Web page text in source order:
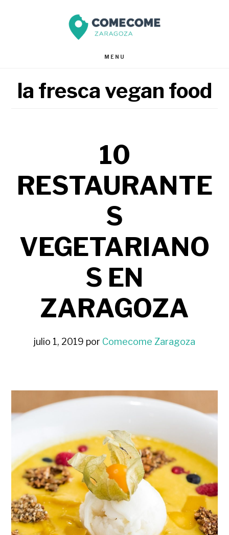
página
MENU
la fresca vegan food
10
RESTAURANTE
S
VEGETARIANO
S EN
ZARAGOZA
julio 1, 2019 por Comecome Zaragoza